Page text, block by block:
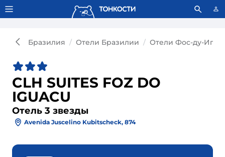
Тонкости используют сookie-файлы. Что это значит?
Бразилия Отели Бразилии Отели Фос-ду-
CLH SUITES FOZ DO
IGUACU
Отель 3 звезды
Avenida Juscelino Kubitscheck, 874